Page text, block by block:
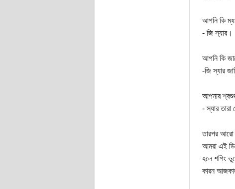
আপনি কি
- জি স্যার।
আপনি কি
-জি স্যার
আপনার
- স্যার
তারপর আরো
আমরা এই
হলে শপিং
কারন আজকাল